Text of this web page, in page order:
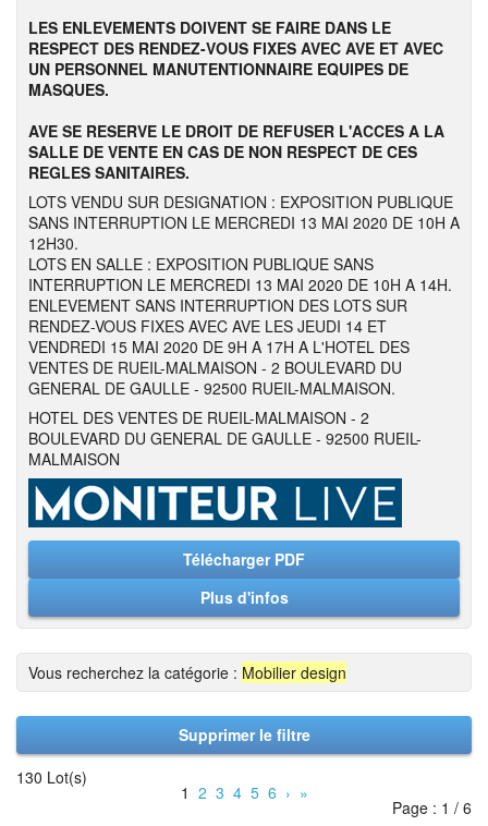
LES ENLEVEMENTS DOIVENT SE FAIRE DANS LE
RESPECT DES RENDEZ-VOUS FIXES AVEC AVE ET AVEC
UN PERSONNEL MANUTENTIONNAIRE EQUIPES DE
MASQUES.
AVE SE RESERVE LE DROIT DE REFUSER L'ACCES A LA
SALLE DE VENTE EN CAS DE NON RESPECT DE CES
REGLES SANITAIRES.
LOTS VENDU SUR DESIGNATION : EXPOSITION PUBLIQUE
SANS INTERRUPTION LE MERCREDI 13 MAI 2020 DE 10H A
12H30.
LOTS EN SALLE : EXPOSITION PUBLIQUE SANS
INTERRUPTION LE MERCREDI 13 MAI 2020 DE 10H A 14H.
ENLEVEMENT SANS INTERRUPTION DES LOTS SUR
RENDEZ-VOUS FIXES AVEC AVE LES JEUDI 14 ET
VENDREDI 15 MAI 2020 DE 9H A 17H A L'HOTEL DES
VENTES DE RUEIL-MALMAISON - 2 BOULEVARD DU
GENERAL DE GAULLE - 92500 RUEIL-MALMAISON.
HOTEL DES VENTES DE RUEIL-MALMAISON - 2
BOULEVARD DU GENERAL DE GAULLE - 92500 RUEIL-
MALMAISON
Télécharger PDF
Plus d'infos
Vous recherchez la catégorie : Mobilier design
Supprimer le filtre
130 Lot(s)
1 2 3 4 5 6 › »
Page : 1 / 6